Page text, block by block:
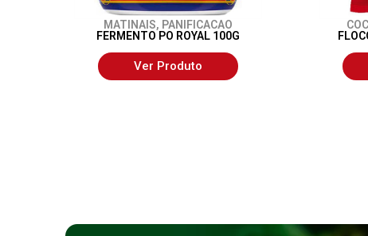
MATINAIS, PANIFICACAO
FERMENTO PO ROYAL 100G
Ver Produto